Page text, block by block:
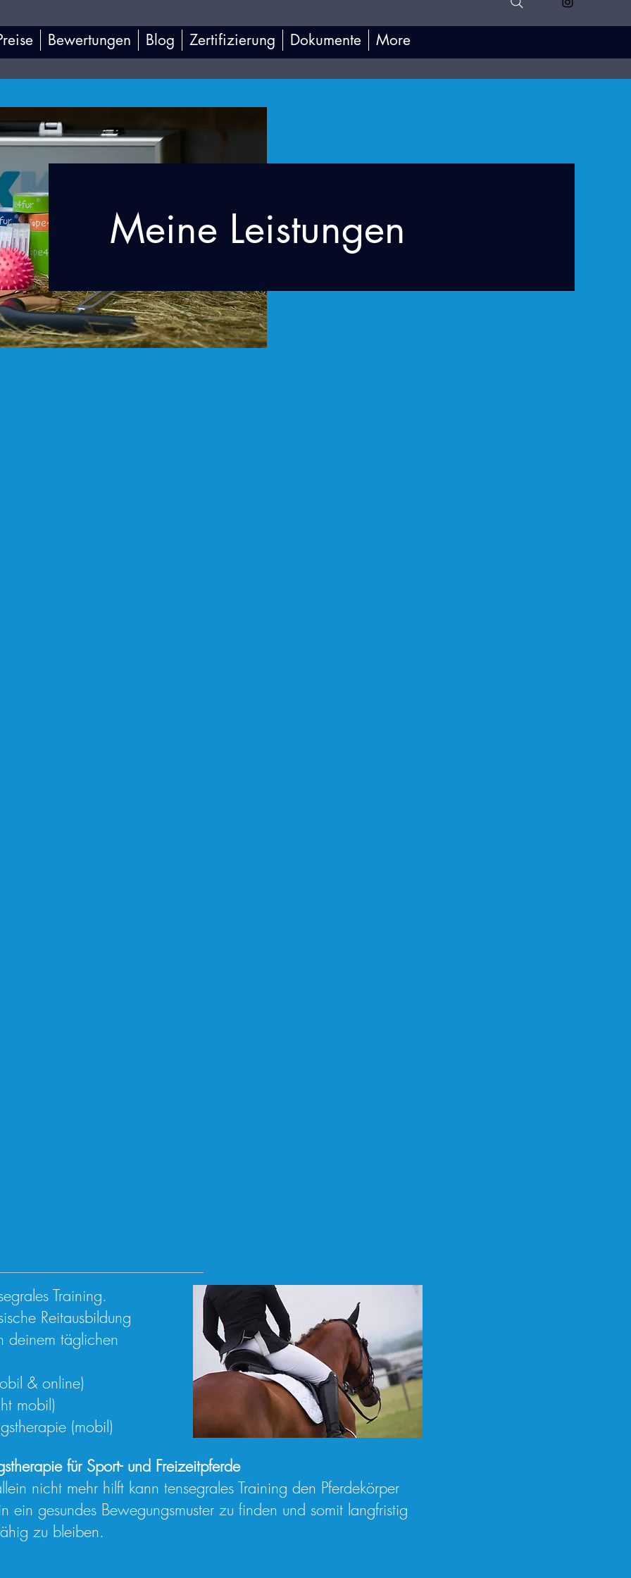
Bewertungen Blog Zertifizierung Dokumente More
Meine Leistungen
Training.
Reitausbildung
deinem täglichen
& online)
mobil)
(mobil)
für Sport- und Freizeitpferde
nicht mehr hilft kann tensegrales Training den Pferdekörper
ein gesundes Bewegungsmuster zu finden und somit langfristig
zu bleiben.